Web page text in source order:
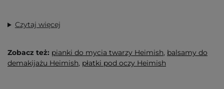
Czytaj więcej
Zobacz też: pianki do mycia twarzy Heimish, balsamy do
demakijażu Heimish, płatki pod oczy Heimish